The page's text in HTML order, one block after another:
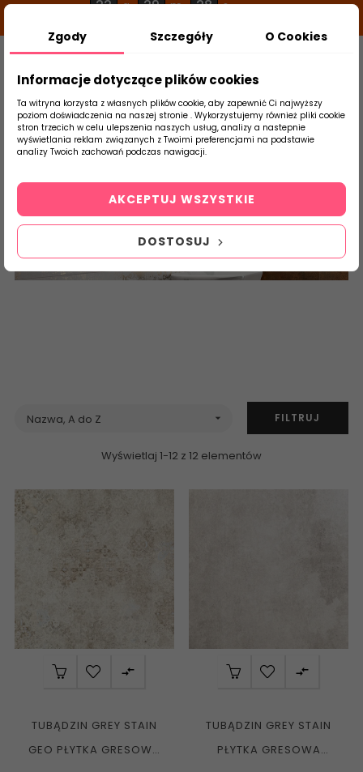
22 g 29 m 27 s
Szukaj
produktu
Strona Główna Płytki Łazienkowe
Terraform
Nazwa, A do Z  FILTRUJ
Wyświetlaj 1-12 z 12 elementów

TUBĄDZIN GREY STAIN
GEO PŁYTKA GRESOWA

TUBĄDZIN GREY STAIN
PŁYTKA GRESOWA
Zgody Szczegóły O Cookies
Informacje dotyczące plików cookies
Ta witryna korzysta z własnych plików cookie, aby zapewnić Ci najwyższy
poziom doświadczenia na naszej stronie . Wykorzystujemy również pliki cookie
stron trzecich w celu ulepszenia naszych usług, analizy a nastepnie
wyświetlania reklam związanych z Twoimi preferencjami na podstawie
analizy Twoich zachowań podczas nawigacji.
DOSTOSUJ
AKCEPTUJ WSZYSTKIE